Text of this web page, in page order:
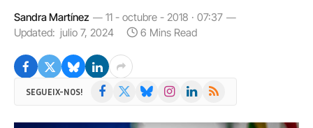
Sandra Martínez
11 - octubre - 2018 · 07:37
Updated: julio 7, 2024 6 Mins Read
SEGUEIX-NOS! Facebook BlueskyInstagramLinkedIn
RSS